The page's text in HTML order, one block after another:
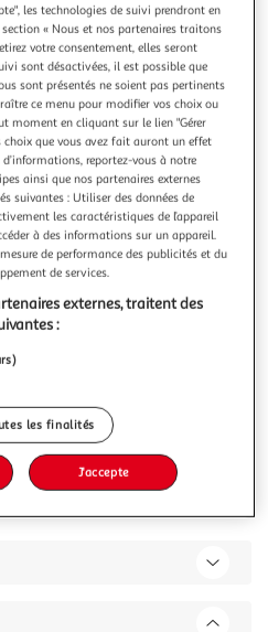
BIO Les Doigts Verts
mélange spécial
soin du jardinUtilisation:
l'agriculture
de Mahon, Belle de nuit,
Chrysanthème des
Lupin annuel, Coque
Ajouter au panier
Ajouter à une liste
les technologies de suivi prendront en
« Nous et nos partenaires traitons
votre consentement, elles seront
sont désactivées, il est possible que
sont présentés ne soient pas pertinents
ce menu pour modifier vos choix ou
moment en cliquant sur le lien "Gérer
choix que vous avez fait auront un effet
reportez-vous à notre
ainsi que nos partenaires externes
suivantes : Utiliser des données de
les caractéristiques de l’appareil
à des informations sur un appareil.
de performance des publicités et du
de services.
externes, traitent des
:
les finalités
J'accepte